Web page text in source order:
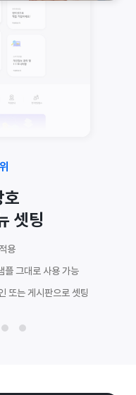
호
셋팅
용
플 그대로 사용 가능
또는 게시판으로 셋팅
정 가능
등 수정 가능
등 게시판 최신글 연동
보 직접 수정 가능
된 코딩 페이지로 셋팅
갤러리 게시판